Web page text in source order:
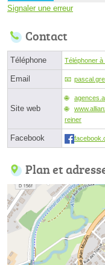
Signaler une erreur
Contact
Téléphone Téléphoner à
Email
Site web
reiner
Facebook
Plan et